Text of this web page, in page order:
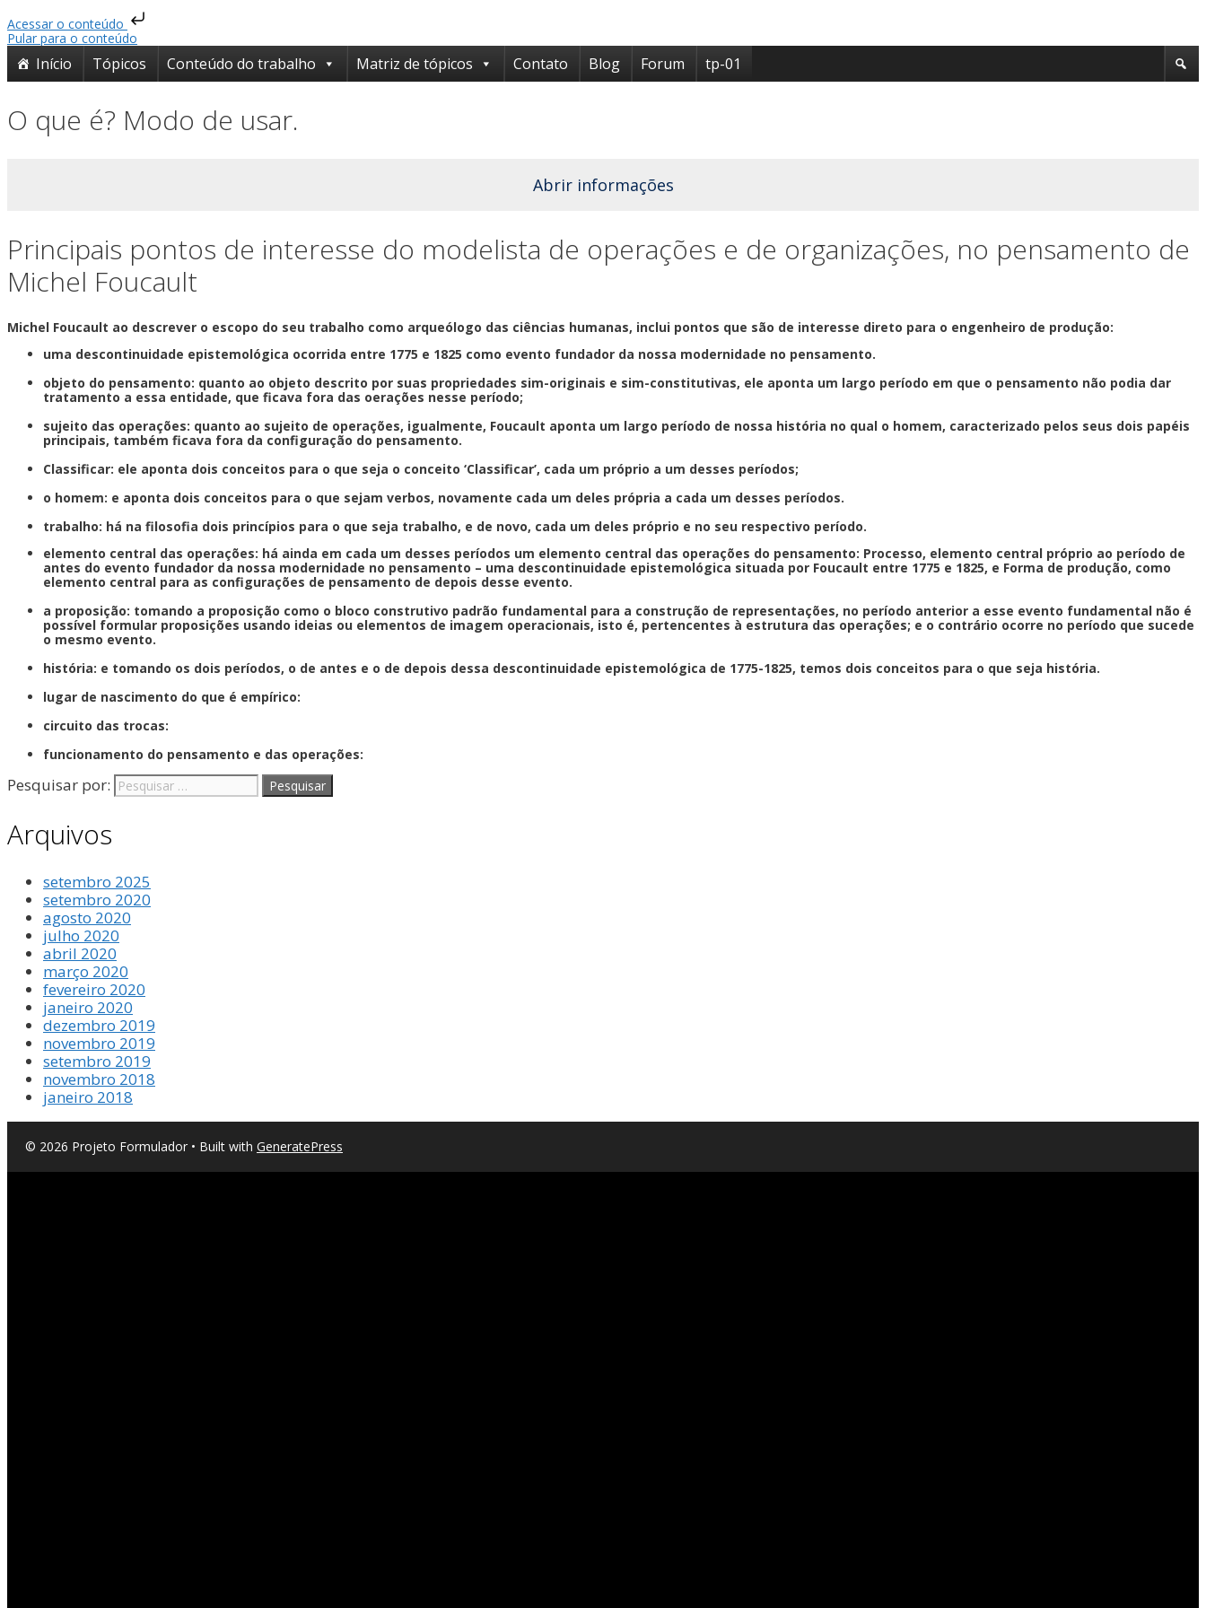
Acessar o conteúdo
Pular para o conteúdo
Início Tópicos Conteúdo do trabalho Matriz de tópicos Contato Blog Forum tp-01
O que é? Modo de usar.
Abrir informações
Principais pontos de interesse do modelista de operações e de organizações, no
pensamento de Michel Foucault
Michel Foucault ao descrever o escopo do seu trabalho como arqueólogo das ciências humanas, inclui pontos que são de interesse direto para o engenheiro de produção:
uma descontinuidade epistemológica ocorrida entre 1775 e 1825 como evento fundador da nossa modernidade no pensamento.
objeto do pensamento: quanto ao objeto descrito por suas propriedades sim-originais e sim-constitutivas, ele aponta um largo período em que o pensamento não podia dar
tratamento a essa entidade, que ficava fora das oerações nesse período;
sujeito das operações: quanto ao sujeito de operações, igualmente, Foucault aponta um largo período de nossa história no qual o homem, caracterizado pelos seus dois papéis
principais, também ficava fora da configuração do pensamento.
Classificar: ele aponta dois conceitos para o que seja o conceito ‘Classificar’, cada um próprio a um desses períodos;
o homem: e aponta dois conceitos para o que sejam verbos, novamente cada um deles própria a cada um desses períodos.
trabalho: há na filosofia dois princípios para o que seja trabalho, e de novo, cada um deles próprio e no seu respectivo período.
elemento central das operações: há ainda em cada um desses períodos um elemento central das operações do pensamento: Processo, elemento central próprio ao período de
antes do evento fundador da nossa modernidade no pensamento – uma descontinuidade epistemológica situada por Foucault entre 1775 e 1825, e Forma de produção, como
elemento central para as configurações de pensamento de depois desse evento.
a proposição: tomando a proposição como o bloco construtivo padrão fundamental para a construção de representações, no período anterior a esse evento fundamental não é
possível formular proposições usando ideias ou elementos de imagem operacionais, isto é, pertencentes à estrutura das operações; e o contrário ocorre no período que sucede
o mesmo evento.
história: e tomando os dois períodos, o de antes e o de depois dessa descontinuidade epistemológica de 1775-1825, temos dois conceitos para o que seja história.
lugar de nascimento do que é empírico:
circuito das trocas:
funcionamento do pensamento e das operações:
Pesquisar por:
Arquivos
setembro 2025
setembro 2020
agosto 2020
julho 2020
abril 2020
março 2020
fevereiro 2020
janeiro 2020
dezembro 2019
novembro 2019
setembro 2019
novembro 2018
janeiro 2018
© 2026 Projeto Formulador • Built with GeneratePress